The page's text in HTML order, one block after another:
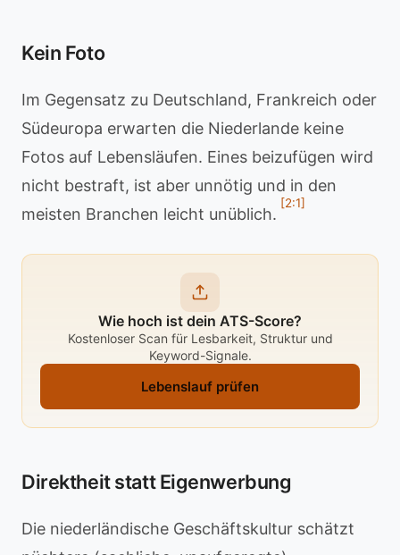
Kein Foto
Im Gegensatz zu Deutschland, Frankreich oder
Südeuropa erwarten die Niederlande keine
Fotos auf Lebensläufen. Eines beizufügen wird
nicht bestraft, ist aber unnötig und in den
meisten Branchen leicht unüblich.
[2:1]
Wie hoch ist dein ATS-Score?
Kostenloser Scan für Lesbarkeit, Struktur und
Keyword-Signale.
Lebenslauf prüfen
Direktheit statt Eigenwerbung
Die niederländische Geschäftskultur schätzt